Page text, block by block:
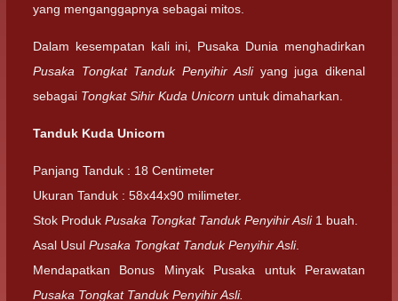
yang menganggapnya sebagai mitos.
Dalam kesempatan kali ini, Pusaka Dunia menghadirkan
Pusaka Tongkat Tanduk Penyihir Asliyang juga dikenal
sebagai Tongkat Sihir Kuda Unicorn untuk dimaharkan.
Tanduk Kuda Unicorn
Panjang Tanduk : 18 Centimeter
Ukuran Tanduk : 58x44x90 milimeter.
Stok Produk Pusaka Tongkat Tanduk Penyihir Asli1 buah.
Asal Usul Pusaka Tongkat Tanduk Penyihir Asli.
Mendapatkan Bonus Minyak Pusaka untuk Perawatan
Pusaka Tongkat Tanduk Penyihir Asli.